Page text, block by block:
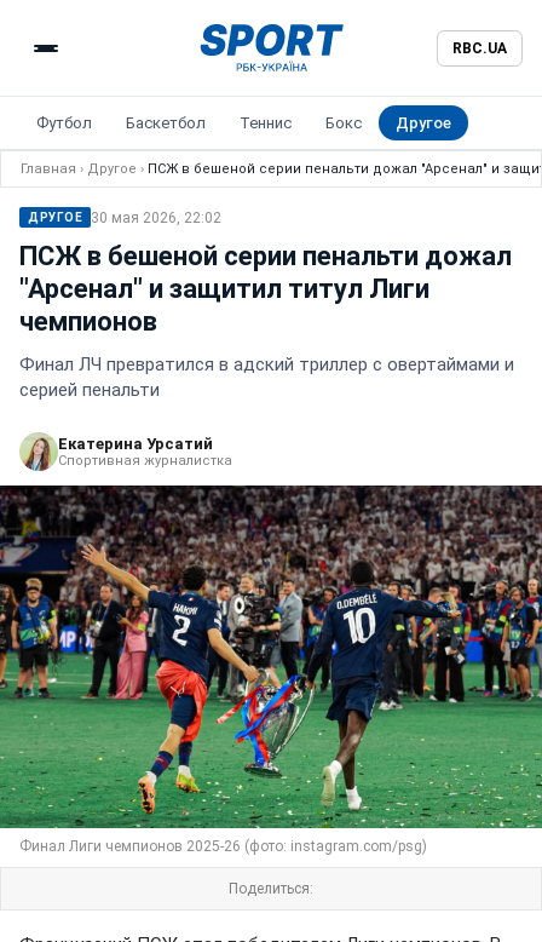
RBC.UA
Футбол Баскетбол Теннис Бокс Другое
Главная › Другое › ПСЖ в бешеной серии пенальти дожал "Арсенал" и
ДРУГОЕ 30 мая 2026, 22:02
ПСЖ в бешеной серии пенальти дожал
"Арсенал" и защитил титул Лиги
чемпионов
Финал ЛЧ превратился в адский триллер с овертаймами и
серией пенальти
Екатерина Урсатий
Спортивная журналистка
Финал Лиги чемпионов 2025-26 (фото: instagram.com/psg)
Поделиться: